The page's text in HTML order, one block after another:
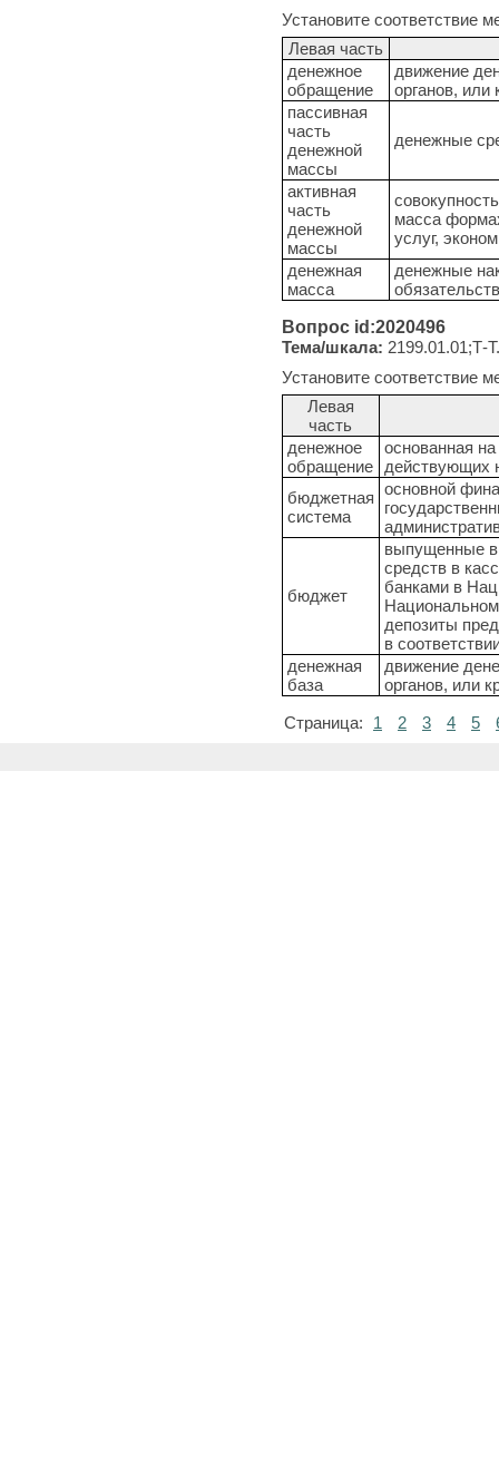
Установите соответствие
Левая часть
денежное
обращение
движение
органов, или
пассивная
часть
денежной
массы
денежные
активная
часть
денежной
массы
масса
услуг,
денежная
масса
денежные
Вопрос id:2020496
Тема/шкала: 2199.01.01;Т-
Установите соответствие
Левая
часть
денежное
обращение
основанная
действующих
бюджетная
система
основной
бюджет
выпущенные в
средств в
банками в
депозиты
в
денежная
база
движение
органов, или
Страница:
1 2 3 4 5